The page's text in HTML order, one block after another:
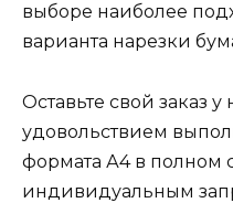
выборе наиболее
варианта нарезки
Оставьте свой заказ у
удовольствием
формата А4 в полном
индивидуальным